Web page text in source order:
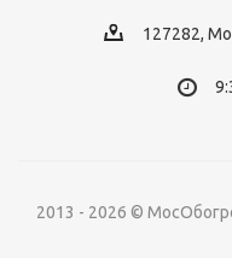
127282,
2013 - 2026 ©